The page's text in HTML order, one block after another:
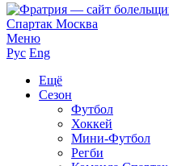
Меню
Рус Eng
Ещё
Сезон
Футбол
Хоккей
Мини-Футбол
Регби